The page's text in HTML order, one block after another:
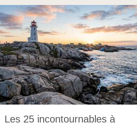
Les 25 incontournables à